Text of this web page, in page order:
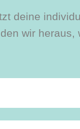
deine
wir